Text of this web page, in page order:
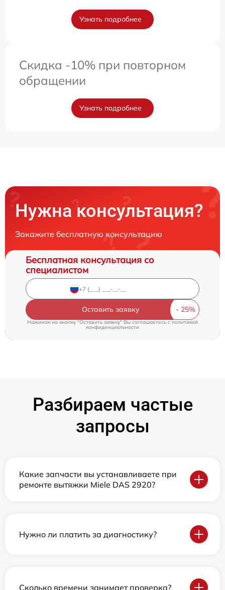
Узнать подробнее
Скидка -10% при повторном
обращении
Узнать подробнее
Нужна консультация?
Закажите бесплатную консультацию
Бесплатная консультация со
специалистом
Оставить заявку
Нажимая на кнопку "Оставить заявку" Вы соглашаетесь c политикой
конфиденциальности
Разбираем частые
запросы
Какие запчасти вы устанавливаете при
ремонте вытяжки Miele DAS 2920?
Нужно ли платить за диагностику?
Сколько времени занимает проверка?